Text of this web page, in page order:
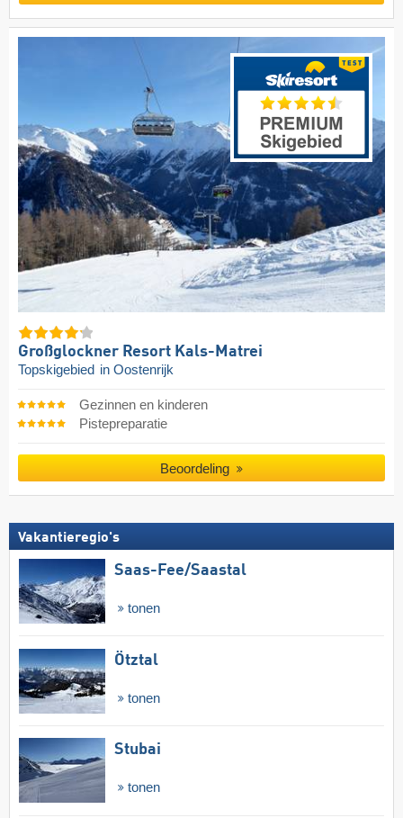
Großglockner Resort Kals-Matrei
Topskigebied in Oostenrijk
Gezinnen en kinderen
Pistepreparatie
Beoordeling
Vakantieregio's
Saas-Fee/​Saastal
tonen
Ötztal
tonen
Stubai
tonen